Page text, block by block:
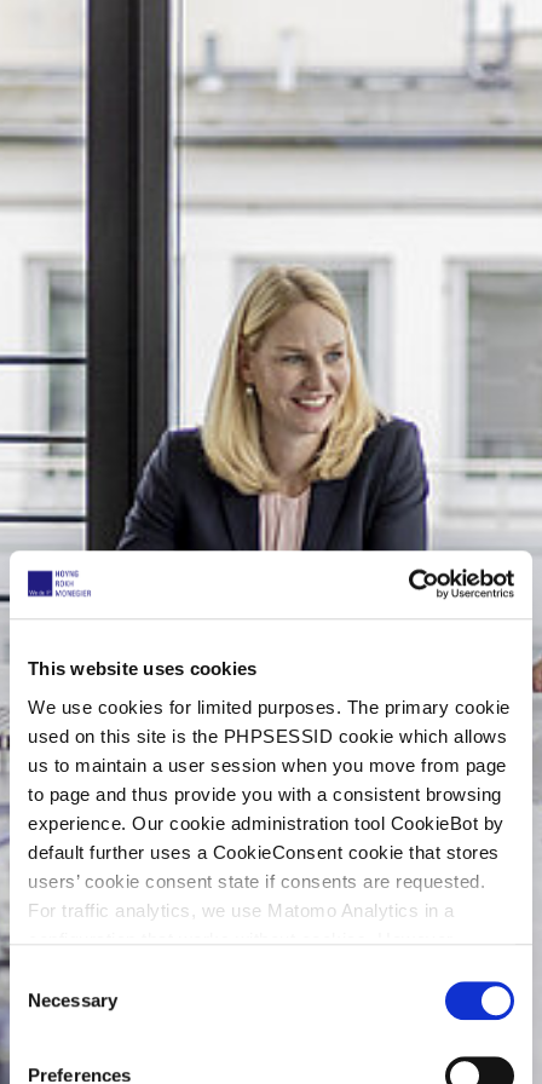
This website uses cookies
We use cookies for limited purposes. The primary cookie
used on this site is the PHPSESSID cookie which allows
us to maintain a user session when you move from page
to page and thus provide you with a consistent browsing
experience. Our cookie administration tool CookieBot by
default further uses a CookieConsent cookie that stores
users’ cookie consent state if consents are requested.
For traffic analytics, we use Matomo Analytics in a
(see our data protection declaration). If you choose to
opt-out of analytics, that selection will be stored in a
cookie to make sure your opt-out will be remembered.
C
o
s
Necessary
Preferences